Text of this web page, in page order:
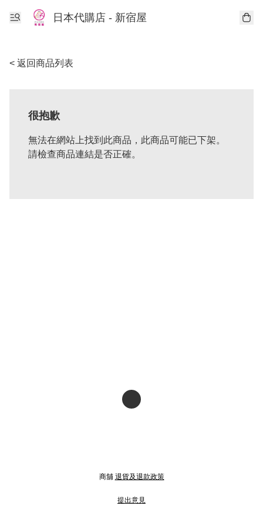
日本代購店 - 新宿屋
< 返回商品列表
很抱歉
無法在網站上找到此商品，此商品可能已下架。
請檢查商品連結是否正確。
商舖 退貨及退款政策
提出意見